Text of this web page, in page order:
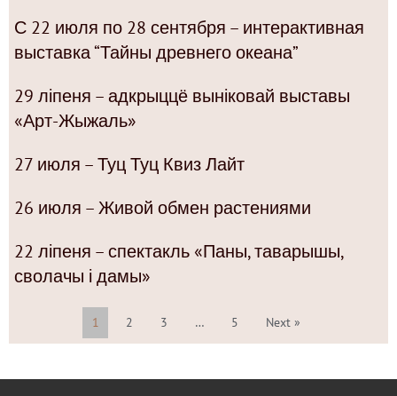
С 22 июля по 28 сентября – интерактивная
выставка “Тайны древнего океана”
29 ліпеня – адкрыццё выніковай выставы
«Арт-Жыжаль»
27 июля – Туц Туц Квиз Лайт
26 июля – Живой обмен растениями
22 ліпеня – спектакль «Паны, таварышы,
сволачы і дамы»
1 2 3 … 5 Next »